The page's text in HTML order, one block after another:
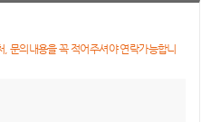
문의내용을 꼭 적어주셔야 연락가능합니